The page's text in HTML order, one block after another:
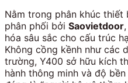
Nằm trong phân khúc
phân phối bởi Saovietdoor
hóa sâu sắc cho cấu trúc
Không cồng kềnh như các
trường, Y400 sở hữu kích
hành thông minh và độ